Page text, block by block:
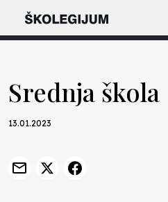
Srednja škola
13.01.2023